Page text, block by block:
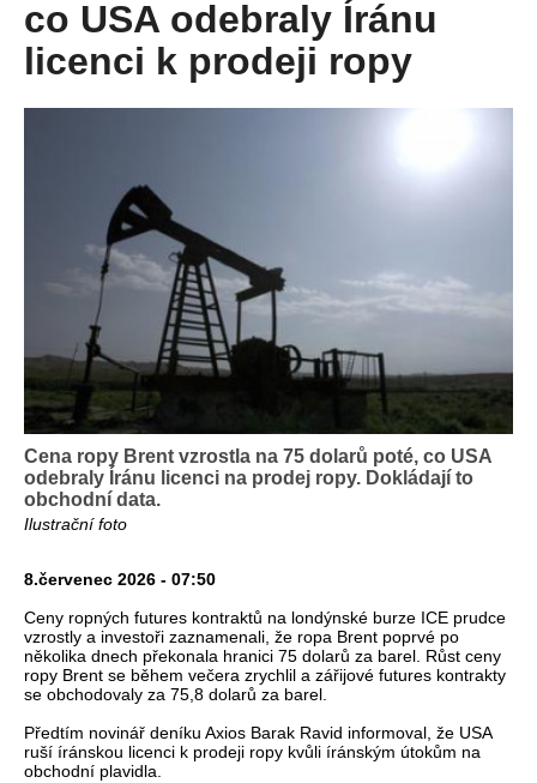
co USA odebraly Íránu
licenci k prodeji ropy
Cena ropy Brent vzrostla na 75 dolarů poté, co USA
odebraly Íránu licenci na prodej ropy. Dokládají to
obchodní data.
Ilustrační foto
8.červenec 2026 - 07:50
Ceny ropných futures kontraktů na londýnské burze ICE prudce
vzrostly a investoři zaznamenali, že ropa Brent poprvé po
několika dnech překonala hranici 75 dolarů za barel. Růst ceny
ropy Brent se během večera zrychlil a zářijové futures kontrakty
se obchodovaly za 75,8 dolarů za barel.
Předtím novinář deníku Axios Barak Ravid informoval, že USA
ruší íránskou licenci k prodeji ropy kvůli íránským útokům na
obchodní plavidla.